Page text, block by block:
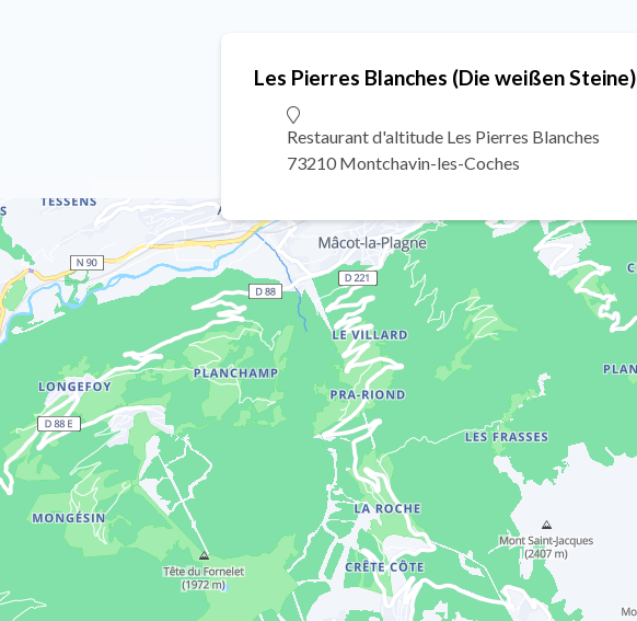
Les Pierres Blanches (Die weißen Steine)
Restaurant d'altitude Les Pierres Blanches
73210 Montchavin-les-Coches